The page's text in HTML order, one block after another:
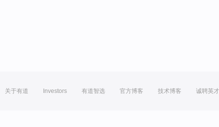
关于有道 Investors 有道智选 官方博客 技术博客 诚聘英才